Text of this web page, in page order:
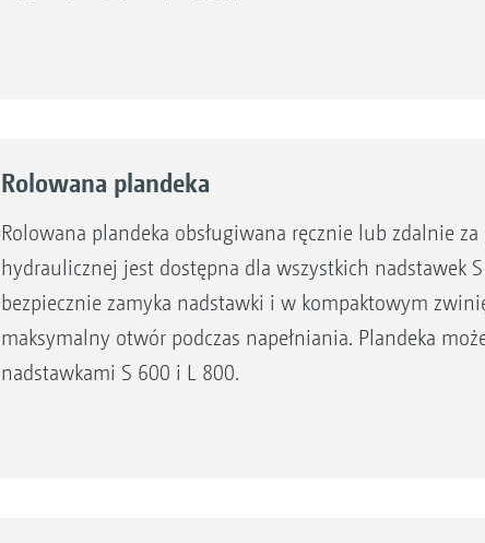
Rolowana plandeka
Rolowana plandeka obsługiwana ręcznie lub zdalnie
hydraulicznej jest dostępna dla wszystkich nadstawek
bezpiecznie zamyka nadstawki i w kompaktowym
maksymalny otwór podczas napełniania. Plandeka
nadstawkami S 600 i L 800.